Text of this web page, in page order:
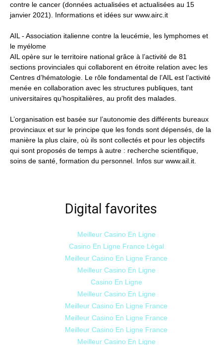
contre le cancer (données actualisées et actualisées au 15
janvier 2021). Informations et idées sur www.airc.it
AIL - Association italienne contre la leucémie, les lymphomes et
le myélome
AIL opère sur le territoire national grâce à l’activité de 81
sections provinciales qui collaborent en étroite relation avec les
Centres d’hématologie. Le rôle fondamental de l’AIL est l’activité
menée en collaboration avec les structures publiques, tant
universitaires qu’hospitalières, au profit des malades.
L’organisation est basée sur l’autonomie des différents bureaux
provinciaux et sur le principe que les fonds sont dépensés, de la
manière la plus claire, où ils sont collectés et pour les objectifs
qui sont proposés de temps à autre : recherche scientifique,
soins de santé, formation du personnel. Infos sur www.ail.it.
Digital favorites
Meilleur Casino En Ligne
Casino En Ligne France Légal
Meilleur Casino En Ligne France
Meilleur Casino En Ligne
Casino En Ligne
Meilleur Casino En Ligne
Meilleur Casino En Ligne France
Meilleur Casino En Ligne France
Meilleur Casino En Ligne France
Meilleur Casino En Ligne